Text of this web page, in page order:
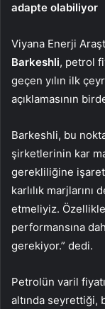
adapte olabiliyor
Viyana Enerji
Barkeshli, petrol
geçen yılın ilk
açıklamasının
Barkeshli, bu
şirketlerinin kar
gerekliliğine işaret
karlılık
etmeliyiz.
performansına
gerekiyor.” dedi.
Petrolün varil
altında seyrettiği,